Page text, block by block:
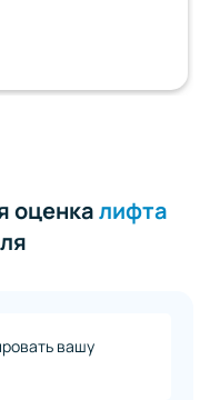
оценкалифта
вашу